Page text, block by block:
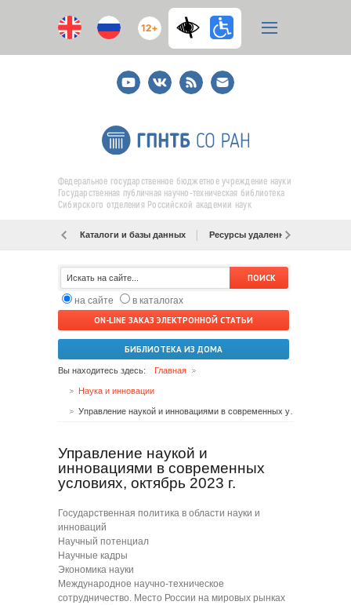
12+
YoutubeВКонтакте
RSS
E-
mail
подписка
Федеральное государственное бюджетное учреждение науки
Государственная публичная научно-техническая библиотека
Сибирского отделения Российской академии наук
Каталоги и базы данных Ресурсы удаленного доступа
на сайте
в каталогах
ON-LINE ЗАКАЗ ЭЛЕКТРОННОЙ СТАТЬИ
БИБЛИОТЕКА ИЗ ДОМА
Вы находитесь здесь: Главная
Наука и инновации
Управление наукой и
инновациями в современных
условиях, октябрь 2023 г.
Государственная политика в области науки и
инноваций
Научный потенциал
Научные кадры
Экономика науки
Международное научно-техническое
сотрудничество. Место России на мировых рынках